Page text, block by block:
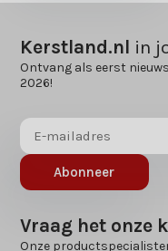
Kerstland.nl in
Ontvang als eerst
2026!
Abonneer
Vraag het onze
Onze